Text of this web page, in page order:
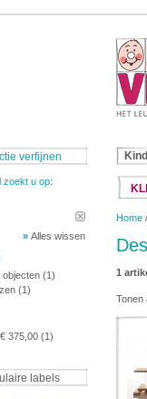
Home /
1
Tonen
verfijnen
zoekt u op:
» Alles wissen
objecten (1)
(1)
€ 375,00 (1)
labels